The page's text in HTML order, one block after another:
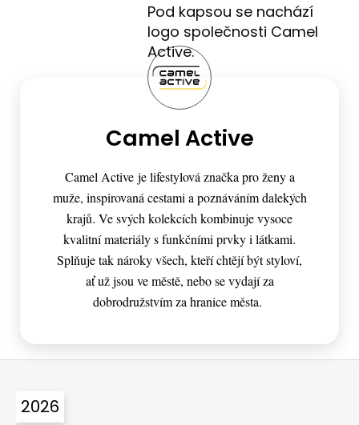
Pod kapsou se nachází
logo společnosti Camel
Active.
Camel Active
Camel Active je lifestylová značka pro ženy a
muže, inspirovaná cestami a poznáváním dalekých
krajů. Ve svých kolekcích kombinuje vysoce
kvalitní materiály s funkčními prvky i látkami.
Splňuje tak nároky všech, kteří chtějí být styloví,
ať už jsou ve městě, nebo se vydají za
dobrodružstvím za hranice města.
Z
2026